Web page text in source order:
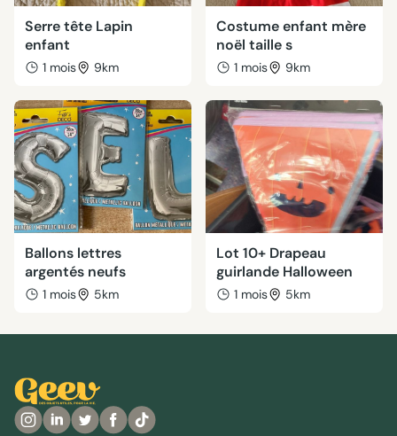
Serre tête Lapin
enfant
1 mois 9km
Costume enfant mère
noël taille s
1 mois 9km
Ballons lettres
argentés neufs
1 mois 5km
Lot 10+ Drapeau
guirlande Halloween
1 mois 5km